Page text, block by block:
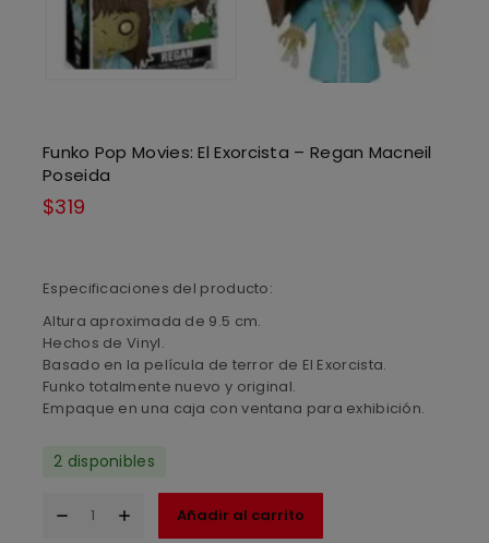
Funko Pop Movies: El Exorcista – Regan Macneil
Poseida
$319
Especificaciones del producto:
Altura aproximada de 9.5 cm.
Hechos de Vinyl.
Basado en la película de terror de El Exorcista.
Funko totalmente nuevo y original.
Empaque en una caja con ventana para exhibición.
2 disponibles
Añadir al carrito